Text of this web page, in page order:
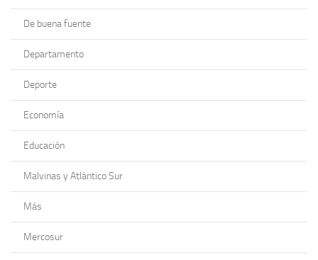
De buena fuente
Departamento
Deporte
Economía
Educación
Malvinas y Atlántico Sur
Más
Mercosur